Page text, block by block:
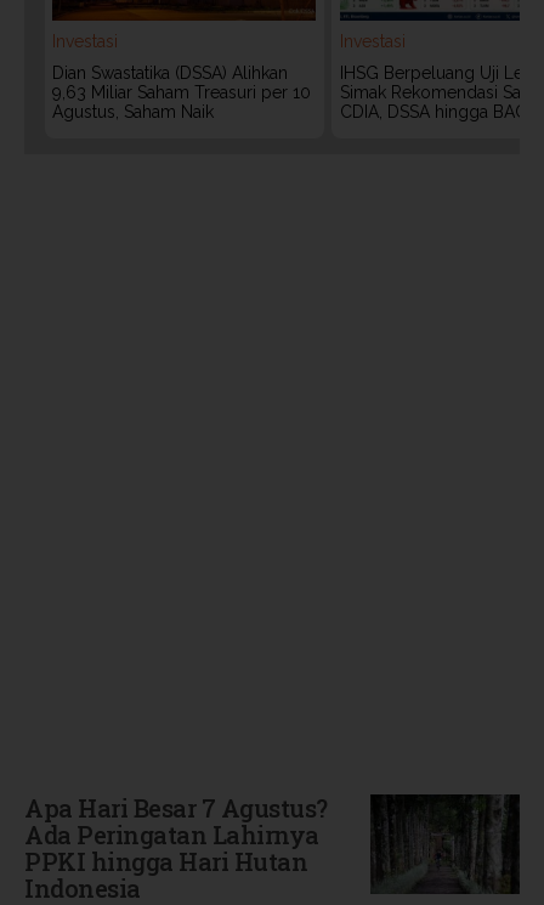
Investasi
Dian Swastatika (DSSA) Alihkan
9,63 Miliar Saham Treasuri per 10
Agustus, Saham Naik
Investasi
IHSG Berpeluang Uji
Simak Rekomendasi
CDIA, DSSA hingga BACH
Apa Hari Besar 7 Agustus?
Ada Peringatan Lahirnya
PPKI hingga Hari Hutan
Indonesia